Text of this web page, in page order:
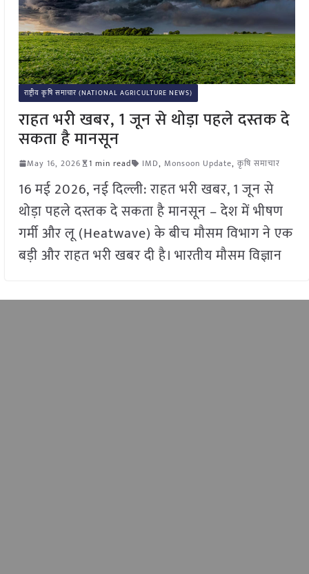
राष्ट्रीय कृषि समाचार (NATIONAL AGRICULTURE NEWS)
राहत भरी खबर, 1 जून से थोड़ा पहले दस्तक दे
सकता है मानसून
May 16, 2026 1 min read IMD, Monsoon Update, कृषि समाचार
16 मई 2026, नई दिल्ली: राहत भरी खबर, 1 जून से
थोड़ा पहले दस्तक दे सकता है मानसून – देश में भीषण
गर्मी और लू (Heatwave) के बीच मौसम विभाग ने एक
बड़ी और राहत भरी खबर दी है। भारतीय मौसम विज्ञान